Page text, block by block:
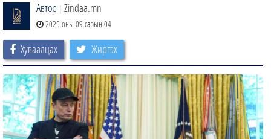
Автор | Zindaa.mn
2025 оны 09 сарын 04
Хуваалцах Жиргэх